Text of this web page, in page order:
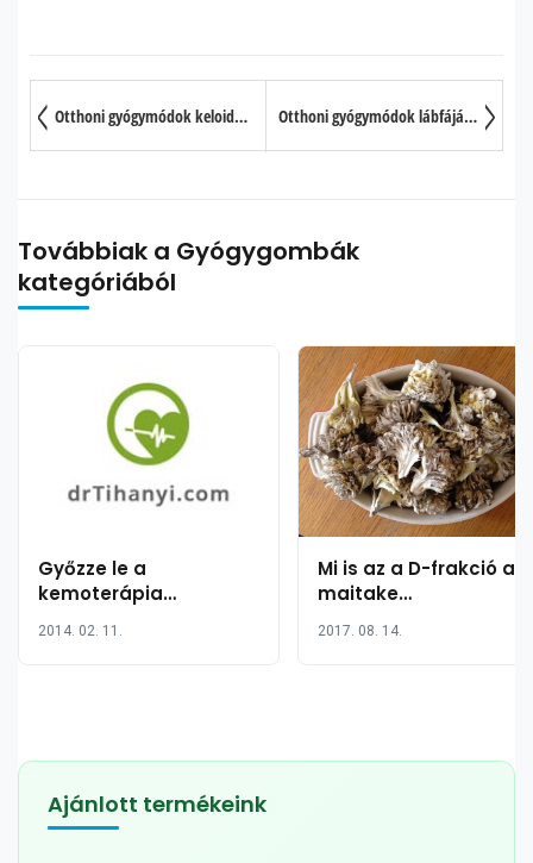
Otthoni gyógymódok keloidos hegek kezelésére Otthoni gyógymódok lábfájás ellen
Továbbiak a Gyógygombák
kategóriából
Győzze le a
kemoterápia
mellékhatásait
2014. 02. 11.
Mi is az a D-frakció a
maitake
2017. 08. 14.
Ajánlott termékeink